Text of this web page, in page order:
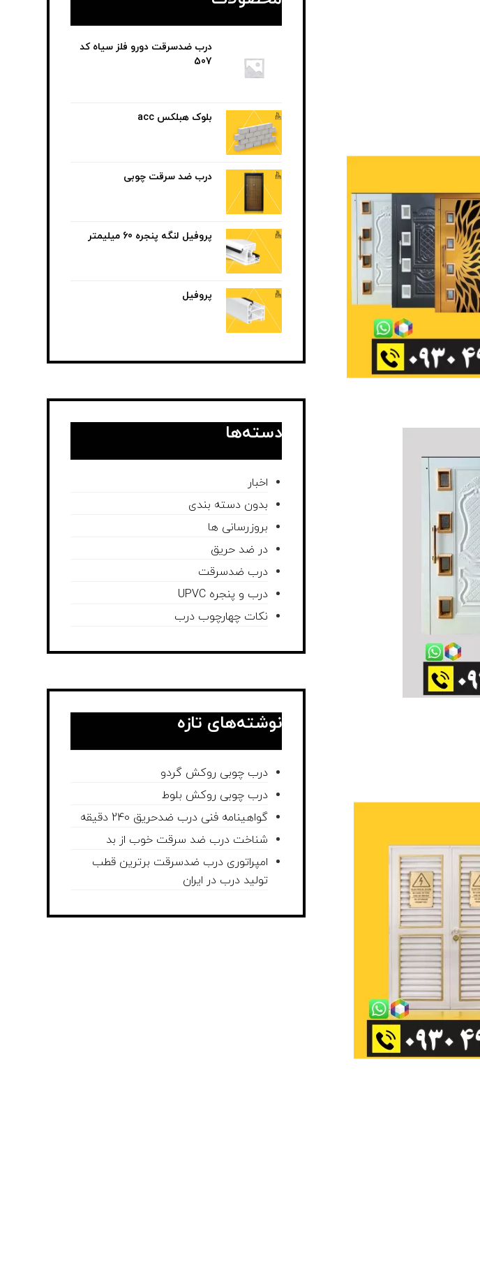
درب ضدسرقت دورو فلز سیاه کد
507
بلوک هبلکس acc
درب ضد سرقت چوبی
پروفیل لنگه پنجره 60 میلیمتر
پروفیل
دسته‌ها
اخبار
بدون دسته بندی
بروزرسانی ها
در ضد حریق
درب ضدسرقت
درب و پنجره UPVC
نکات چهارچوب درب
نوشته‌های تازه
درب چوبی روکش گردو
درب چوبی روکش بلوط
گواهینامه فنی درب ضدحریق 240 دقیقه
شناخت درب ضد سرقت خوب از بد
امپراتوری درب ضدسرقت برترین قطب
تولید درب در ایران